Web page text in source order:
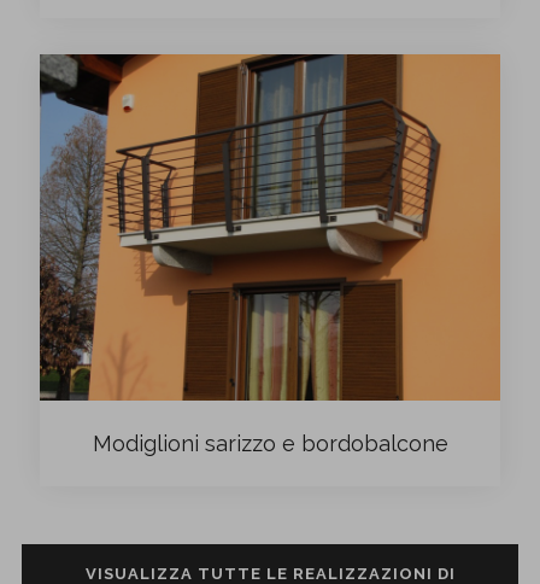
Modiglioni sarizzo e bordobalcone
VISUALIZZA TUTTE LE REALIZZAZIONI DI